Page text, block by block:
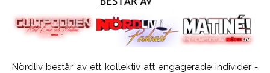
Nördliv består av ett kollektiv att engagerade individer -